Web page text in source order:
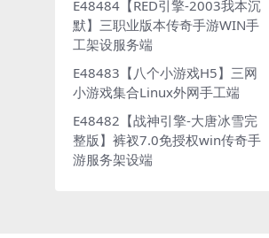
E48484【RED引擎-2003我本沉
默】三职业版本传奇手游WIN手
工架设服务端
E48483【八个小游戏H5】三网
小游戏集合Linux外网手工端
E48482【战神引擎-大唐冰雪完
整版】裤衩7.0免授权win传奇手
游服务架设端